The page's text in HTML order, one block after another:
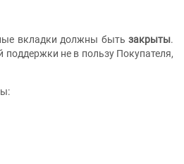
вкладки должны быть закрыты.
не в пользу Покупателя,